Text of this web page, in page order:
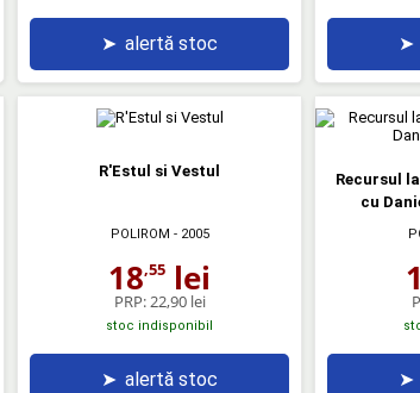
➤ alertă stoc ➤
R'Estul si Vestul
POLIROM - 2005
18,55 lei
PRP:22,90 lei
stoc indisponibil
➤ alertă stoc
Recursul
cu
➤